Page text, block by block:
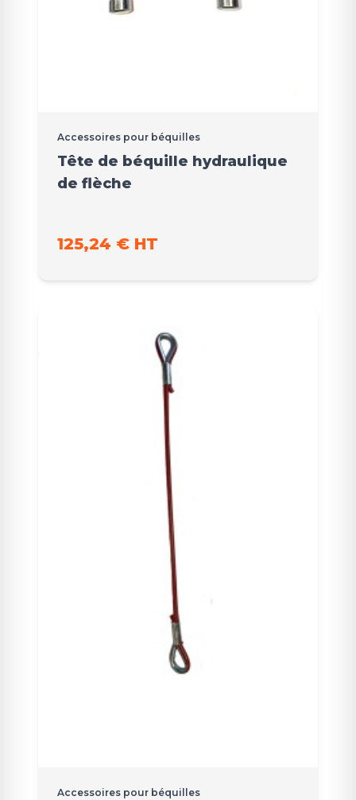
Accessoires pour béquilles
Tête de béquille hydraulique
de flèche
125,24 € HT
Accessoires pour béquilles